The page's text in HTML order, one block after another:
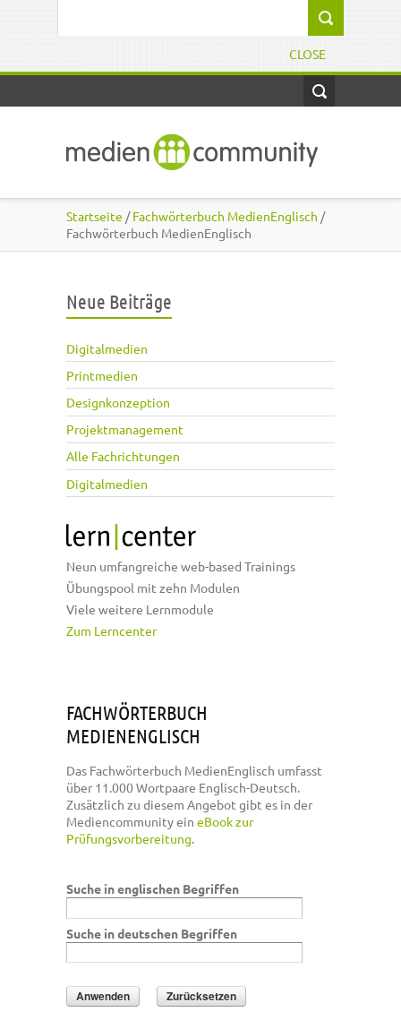
CLOSE
Startseite /Fachwörterbuch MedienEnglisch /
Fachwörterbuch MedienEnglisch
Neue Beiträge
Digitalmedien
Printmedien
Designkonzeption
Projektmanagement
Alle Fachrichtungen
Digitalmedien
Neun umfangreiche web-based Trainings
Übungspool mit zehn Modulen
Viele weitere Lernmodule
Zum Lerncenter
FACHWÖRTERBUCH
MEDIENENGLISCH
Das Fachwörterbuch MedienEnglisch umfasst
über 11.000 Wortpaare Englisch-Deutsch.
Zusätzlich zu diesem Angebot gibt es in der
Mediencommunity ein eBook zur
Prüfungsvorbereitung.
Suche in englischen Begriffen
Suche in deutschen Begriffen